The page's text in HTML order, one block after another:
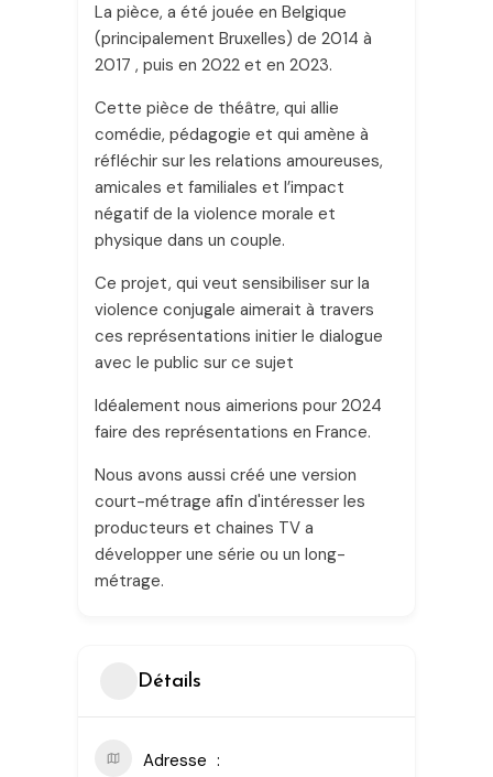
La pièce, a été jouée en Belgique
(principalement Bruxelles) de 2014 à
2017 , puis en 2022 et en 2023.
Cette pièce de théâtre, qui allie
comédie, pédagogie et qui amène à
réfléchir sur les relations amoureuses,
amicales et familiales et l’impact
négatif de la violence morale et
physique dans un couple.
Ce projet, qui veut sensibiliser sur la
violence conjugale aimerait à travers
ces représentations initier le dialogue
avec le public sur ce sujet
Idéalement nous aimerions pour 2024
faire des représentations en France.
Nous avons aussi créé une version
court-métrage afin d'intéresser les
producteurs et chaines TV a
développer une série ou un long-
métrage.
Détails
Adresse